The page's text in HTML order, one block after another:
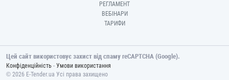
РЕГЛАМЕНТ
ВЕБІНАРИ
ТАРИФИ
Цей сайт використовує захист від спаму reCAPTCHA (Google).
Конфіденційність - Умови використання
© 2026 E-Tender.ua Усі права захищено